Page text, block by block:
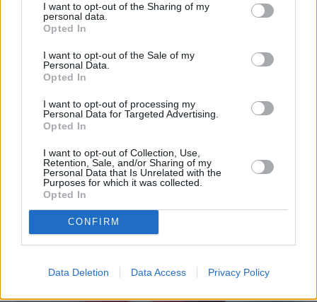
I want to opt-out of the Sharing of my
personal data.
Opted In
I want to opt-out of the Sale of my
Personal Data.
Opted In
I want to opt-out of processing my
Personal Data for Targeted Advertising.
Opted In
I want to opt-out of Collection, Use,
Retention, Sale, and/or Sharing of my
Personal Data that Is Unrelated with the
Purposes for which it was collected.
Opted In
CONFIRM
Data Deletion Data Access Privacy Policy
Πριν 7 ημέρες
Τρίτος στη σφαιροβολία στη διεθνή συνάντηση
Ελλάδας–Κύπρου Κ18 ο Δημήτρης Τέλλιος